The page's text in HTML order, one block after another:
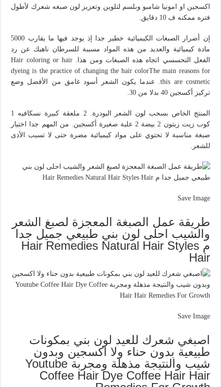
اكسجين او امونيا شامبو وبلسم لتلوين وتعزيز لون صبغه شعرك لأطول
فتره ممكنه ف 10 دقايق.
إن أضرار الصبغات الكيميائية خطير جدا إذ يوجد فيها ما يقارب 5000
مادة كيميائية والعديد من هذه المواد مسببة للسرطان ناهيك عن رد
الفعل التحسسي اتجاه هذه الصبغات ومن هذا. Hair coloring or hair
dyeing is the practice of changing the hair colorThe main reasons for
this are cosmetic. عندما يكون الشعر أسود غامق من الأفضل وضع
تركيز أكسجين 40 بدلا من 30.
المنتج الخاص بسحب لون الشعر البودرة. 2 ملعقة كبيرة نسكافيه 1
كوب زيت زيتون 2 بيضة 2 علبة صغيرة أكسجين. من المهم جدا اختيار
صبغة مناسبة لا تحتوي على مواد كيميائية مضرة حتى لا تسبب الأذى
للشعر.
Save Image
طريقة عمل الصبغة المعجزة لصبغ الشعر
والشيب احلى لون بني طبيعي جميل جدا
م Hair Remedies Natural Hair Styles
Hair
Save Image
اصبغي شعرك للعيد لون بني بمكونات
طبيعية بدون حناء ولا اكسجين وبدون
شيب والنتيجة مذهلة ومجربة Youtube
Coffee Hair Dye Coffee Hair Hair